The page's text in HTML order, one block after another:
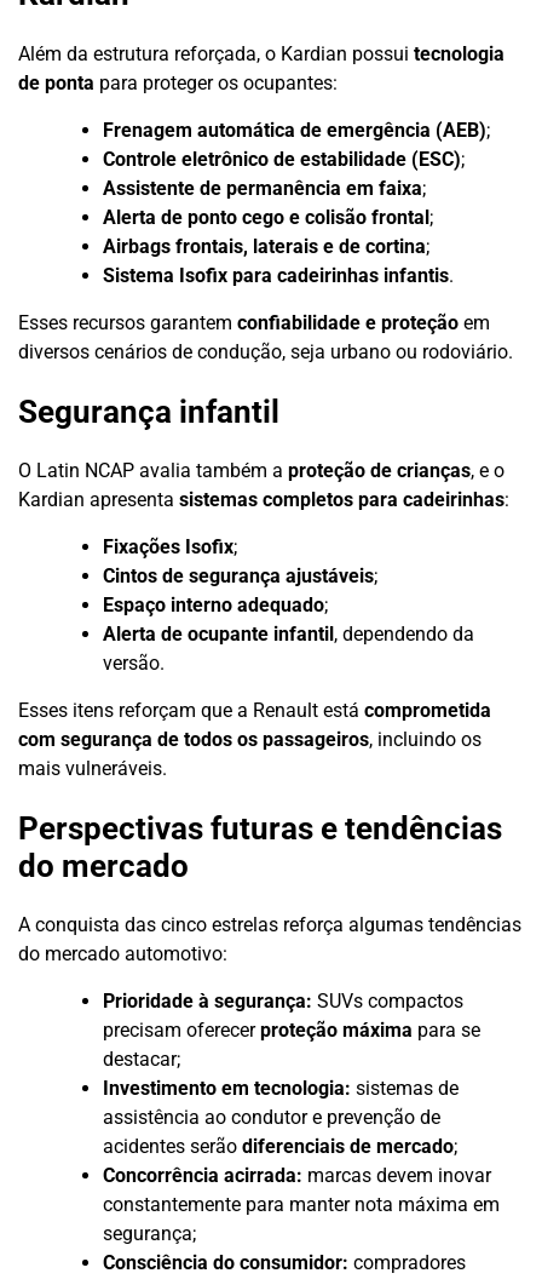
Além da estrutura reforçada, o Kardian possui tecnologia
de ponta para proteger os ocupantes:
Frenagem automática de emergência (AEB);
Controle eletrônico de estabilidade (ESC);
Assistente de permanência em faixa;
Alerta de ponto cego e colisão frontal;
Airbags frontais, laterais e de cortina;
Sistema Isofix para cadeirinhas infantis.
Esses recursos garantem confiabilidade e proteção em
diversos cenários de condução, seja urbano ou rodoviário.
Segurança infantil
O Latin NCAP avalia também a proteção de crianças, e o
Kardian apresenta sistemas completos para cadeirinhas:
Fixações Isofix;
Cintos de segurança ajustáveis;
Espaço interno adequado;
Alerta de ocupante infantil, dependendo da
versão.
Esses itens reforçam que a Renault está comprometida
com segurança de todos os passageiros, incluindo os
mais vulneráveis.
Perspectivas futuras e tendências
do mercado
A conquista das cinco estrelas reforça algumas tendências
do mercado automotivo:
Prioridade à segurança: SUVs compactos
precisam oferecerproteção máxima para se
destacar;
Investimento em tecnologia: sistemas de
assistência ao condutor e prevenção de
acidentes serão diferenciais de mercado;
Concorrência acirrada: marcas devem inovar
constantemente para manter nota máxima em
segurança;
Consciência do consumidor: compradores